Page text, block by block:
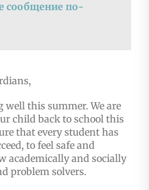
сообщение по-
well this summer. We are
child back to school this
that every student has
to feel safe and
academically and socially
problem solvers.